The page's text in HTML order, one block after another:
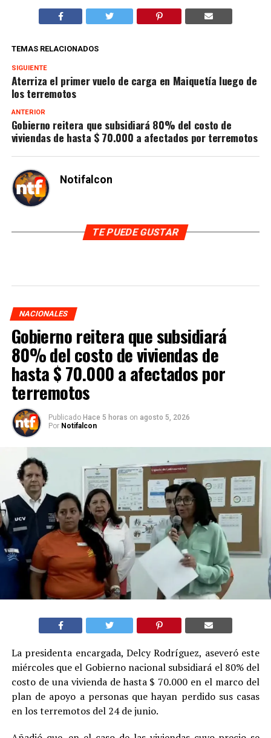
TEMAS RELACIONADOS
SIGUIENTE
Aterriza el primer vuelo de carga en Maiquetía luego de
los terremotos
ANTERIOR
Gobierno reitera que subsidiará 80% del costo de
viviendas de hasta $ 70.000 a afectados por terremotos
Notifalcon
TE PUEDE GUSTAR
NACIONALES
Gobierno reitera que subsidiará
80% del costo de viviendas de
hasta $ 70.000 a afectados por
terremotos
Publicado Hace 5 horas on agosto 5, 2026
Por Notifalcon
La presidenta encargada, Delcy Rodríguez, aseveró este
miércoles que el Gobierno nacional subsidiará el 80% del
costo de una vivienda de hasta $ 70.000 en el marco del
plan de apoyo a personas que hayan perdido sus casas
en los terremotos del 24 de junio.